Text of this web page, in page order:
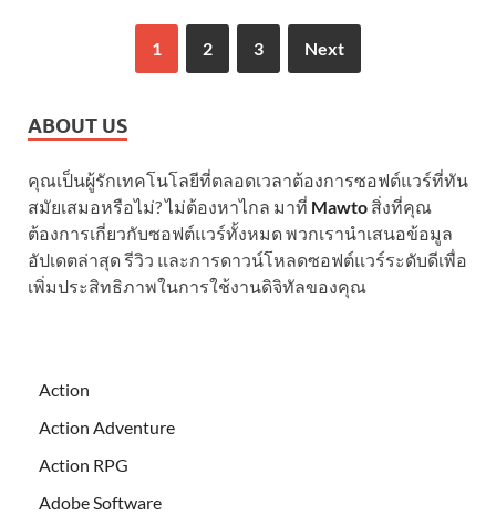
1 2 3 Next
ABOUT US
คุณเป็นผู้รักเทคโนโลยีที่ตลอดเวลาต้องการซอฟต์แวร์ที่ทัน
สมัยเสมอหรือไม่? ไม่ต้องหาไกล มาที่ Mawto สิ่งที่คุณ
ต้องการเกี่ยวกับซอฟต์แวร์ทั้งหมด พวกเรานำเสนอข้อมูล
อัปเดตล่าสุด รีวิว และการดาวน์โหลดซอฟต์แวร์ระดับดีเพื่อ
เพิ่มประสิทธิภาพในการใช้งานดิจิทัลของคุณ
Action
Action Adventure
Action RPG
Adobe Software